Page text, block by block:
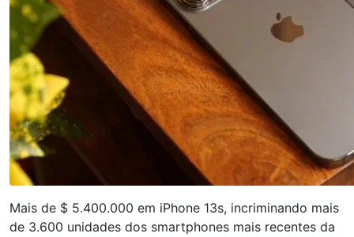
Mais de $ 5.400.000 em iPhone 13s, incriminando mais
de 3.600 unidades dos smartphones mais recentes da